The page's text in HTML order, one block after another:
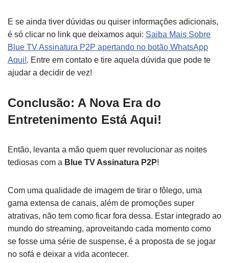
E se ainda tiver dúvidas ou quiser informações adicionais,
é só clicar no link que deixamos aqui: Saiba Mais Sobre
Blue TV Assinatura P2P apertando no botão WhatsApp
Aqui!. Entre em contato e tire aquela dúvida que pode te
ajudar a decidir de vez!
Conclusão: A Nova Era do
Entretenimento Está Aqui!
Então, levanta a mão quem quer revolucionar as noites
tediosas com a Blue TV Assinatura P2P!
Com uma qualidade de imagem de tirar o fôlego, uma
gama extensa de canais, além de promoções super
atrativas, não tem como ficar fora dessa. Estar integrado ao
mundo do streaming, aproveitando cada momento como
se fosse uma série de suspense, é a proposta de se jogar
no sofá e deixar a vida acontecer.